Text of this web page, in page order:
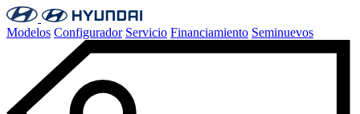
Modelos Configurador Servicio Financiamiento Seminuevos